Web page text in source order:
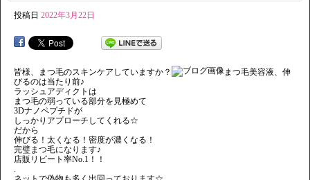
投稿日 2022年3月22日
皆様、まつ毛のスキンケアしていますか？
まつ毛美容液、伸
びるのは当たり前♪
ラッシュアディクトは
まつ毛の弱っている部分を見極めて
3Dナノペプチドが
しっかりアプローチしてくれる☆
だから
伸びる！太くなる！密度が濃くなる！
完璧まつ毛になります♪
店販リピート率No.1！！
.